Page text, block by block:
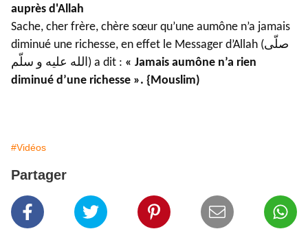
auprès d'Allah
Sache, cher frère, chère sœur qu’une aumône n’a jamais
diminué une richesse, en effet le Messager d’Allah (صلّى
الله عليه و سلّم) a dit : « Jamais aumône n’a rien
diminué d’une richesse ». {Mouslim)
#Vidéos
Partager